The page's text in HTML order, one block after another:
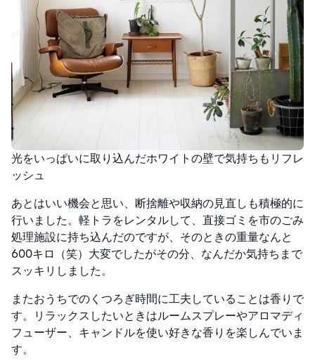
光をいっぱいに取り込んだホワイトの壁で気持ちもリフレ
ッシュ
あとはいい機会と思い、断捨離や収納の見直しも積極的に
行いました。軽トラをレンタルして、直接ゴミを市のごみ
処理施設に持ち込んだのですが、そのときの重量なんと
600キロ（笑）大変でしたがその分、なんだか気持ちまで
スッキリしました。
またおうちでのくつろぎ時間に工夫していることは香りで
す。リラックスしたいときはルームスプレーやアロマディ
フューザー、キャンドルを使い好きな香りを楽しんでいま
す。